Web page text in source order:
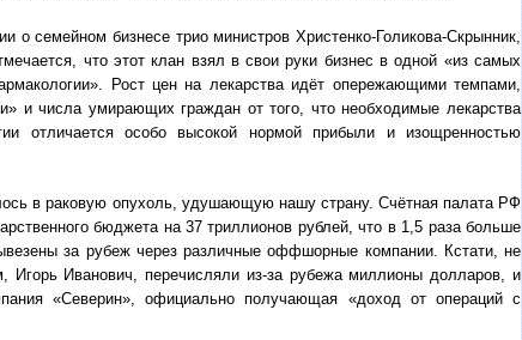
семейном бизнесе трио министров Христенко-Голикова-Скрынник,
что этот клан взял в свои руки бизнес в одной «из самых
Рост цен на лекарства идёт опережающими темпами,
и числа умирающих граждан от того, что необходимые лекарства
отличается особо высокой нормой прибыли и изощренностью
в раковую опухоль, удушающую нашу страну. Счётная палата РФ
бюджета на 37 триллионов рублей, что в 1,5 раза больше
за рубеж через различные оффшорные компании. Кстати, не
Игорь Иванович, перечисляли из-за рубежа миллионы долларов, и
«Северин», официально получающая «доход от операций с